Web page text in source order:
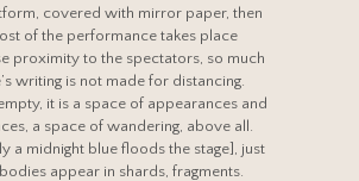
covered with mirror paper, then
of the performance takes place
proximity to the spectators, so much
writing is not made for distancing.
it is a space of appearances and
a space of wandering, above all.
a midnight blue floods the stage], just
appear in shards, fragments.